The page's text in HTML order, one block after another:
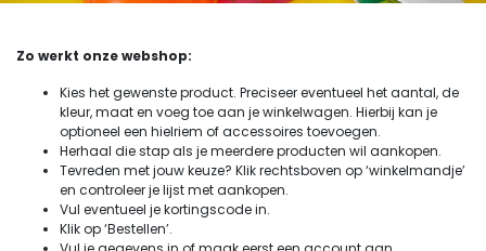
Zo werkt onze webshop:
Kies het gewenste product. Preciseer eventueel het aantal, de
kleur, maat en voeg toe aan je winkelwagen. Hierbij kan je
optioneel een hielriem of accessoires toevoegen.
Herhaal die stap als je meerdere producten wil aankopen.
Tevreden met jouw keuze? Klik rechtsboven op ‘winkelmandje’
en controleer je lijst met aankopen.
Vul eventueel je kortingscode in.
Klik op ‘Bestellen’.